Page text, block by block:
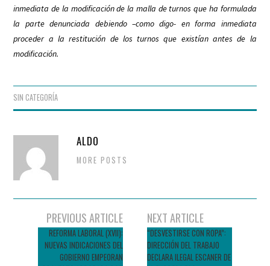
inmediata de la modificación de la malla de turnos que ha formulada
la parte denunciada debiendo –como digo- en forma inmediata
proceder a la restitución de los turnos que existían antes de la
modificación.
SIN CATEGORÍA
ALDO
MORE POSTS
Navegador
entradas
PREVIOUS ARTICLE
REFORMA LABORAL (XVII):
NUEVAS INDICACIONES DEL
GOBIERNO EMPEORAN
NEXT ARTICLE
“DESVESTIRSE CON ROPA”:
DIRECCIÓN DEL TRABAJO
DECLARA ILEGAL ESCANER DE